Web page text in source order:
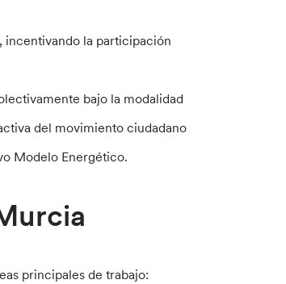
incentivando la participación
bajo la modalidad
del movimiento ciudadano
Modelo Energético.
principales de trabajo: